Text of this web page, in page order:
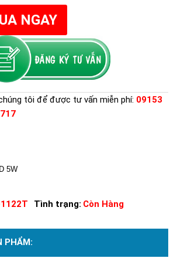
tôi để được tư vấn miễn phí: 09153
5W
Tình trạng: Còn Hàng
PHẨM: